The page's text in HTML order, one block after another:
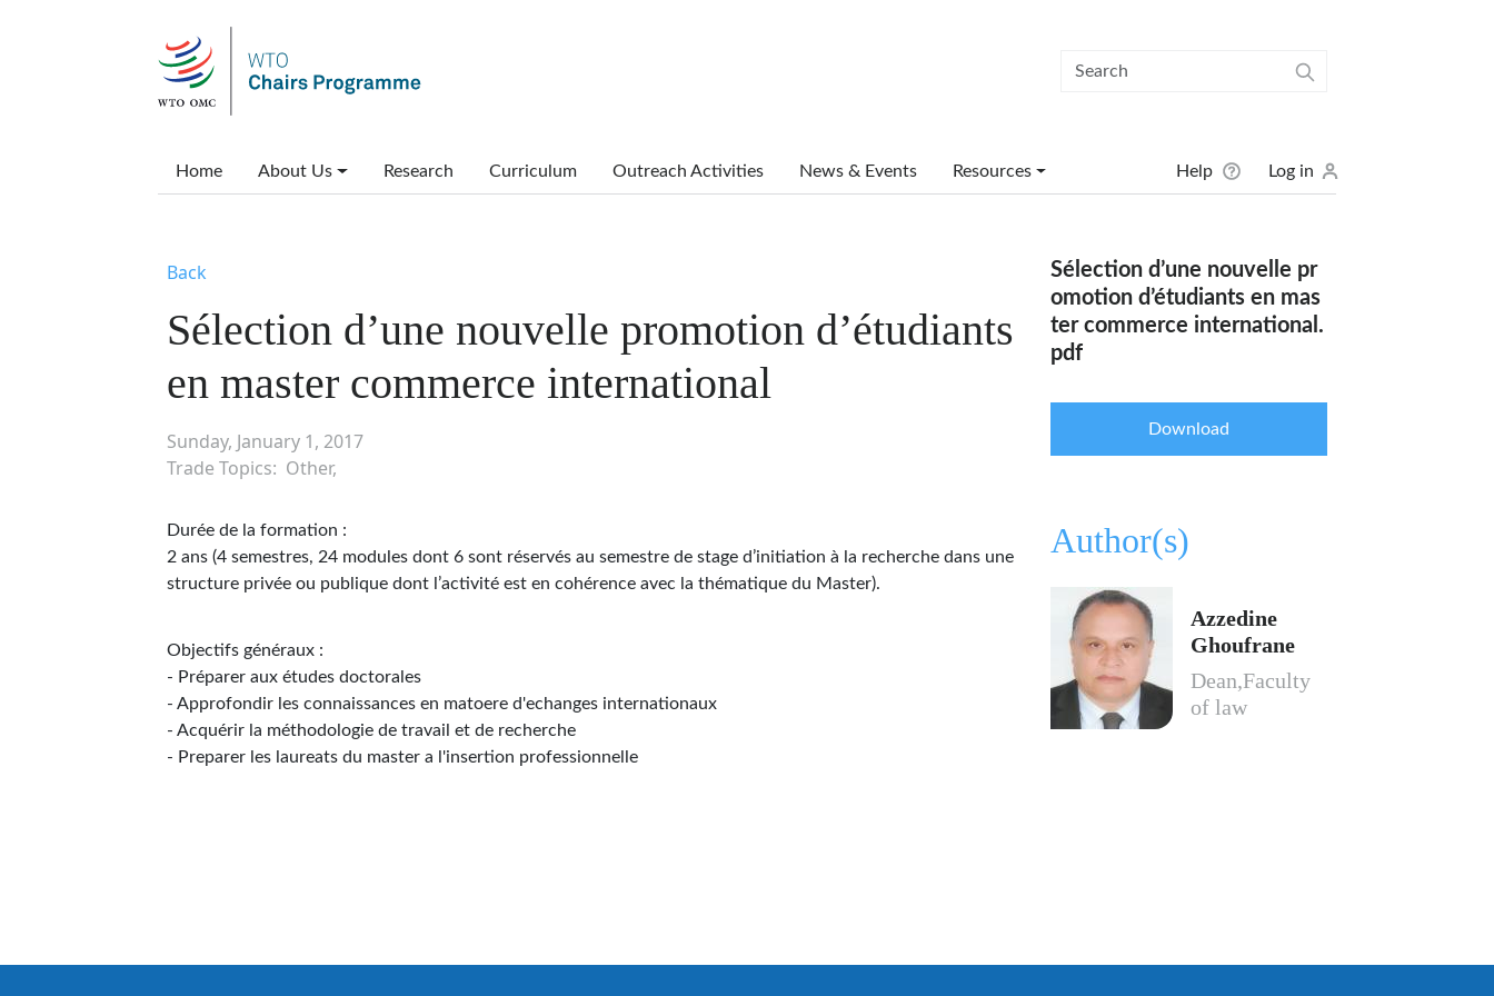
Main menu
Home About Us Research Curriculum Outreach Activities News & Events Resources User menu
Help Log in
Back
Sélection d’une nouvelle promotion d’étudiants
en master commerce international
Sunday, January 1, 2017
Trade Topics
Other
Durée de la formation :
2 ans (4 semestres, 24 modules dont 6 sont réservés au semestre de stage d’initiation à la recherche dans une
structure privée ou publique dont l’activité est en cohérence avec la thématique du Master).
Objectifs généraux :
- Préparer aux études doctorales
- Approfondir les connaissances en matoere d'echanges internationaux
- Acquérir la méthodologie de travail et de recherche
- Preparer les laureats du master a l'insertion professionnelle
Sélection d’une nouvelle pr
omotion d’étudiants en mas
ter commerce international.
pdf
Download
Author(s)
Azzedine
Ghoufrane
Dean,Faculty
of law